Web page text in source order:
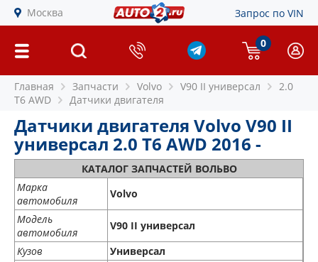
Москва Запрос по VIN
0
Главная Запчасти Volvo V90 II универсал
2.0
T6 AWD
Датчики двигателя
Датчики двигателя Volvo V90 II
универсал 2.0 T6 AWD 2016 -
КАТАЛОГ ЗАПЧАСТЕЙ ВОЛЬВО
Марка
автомобиля
Volvo
Модель
автомобиля
V90 II универсал
Кузов
Универсал